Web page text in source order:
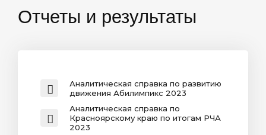
РЕГИОНАЛЬНЫЙ ЦЕНТР ДОБРОВОЛЬЧЕСТВА
ПРЕСС-ЦЕНТР
ФОТО-ВИДЕОГАЛЕРЕЯ
СЕРТИФИКАТЫ ПОБЕДИТЕЛЕЙ
Отчеты и результаты
Аналитическая справка по развитию
движения Абилимпикс 2023
Аналитическая справка по
Красноярскому краю по итогам РЧА
2023